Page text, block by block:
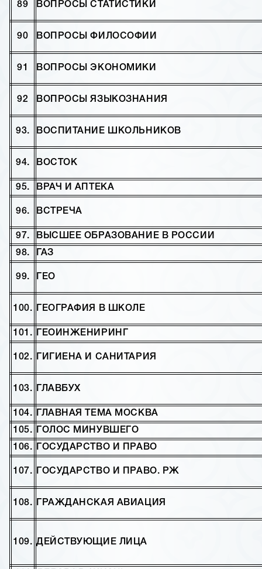
89 ВОПРОСЫ СТАТИСТИКИ
90 ВОПРОСЫ ФИЛОСОФИИ
91 ВОПРОСЫ ЭКОНОМИКИ
92 ВОПРОСЫ ЯЗЫКОЗНАНИЯ
93. ВОСПИТАНИЕ ШКОЛЬНИКОВ
94. ВОСТОК
95. ВРАЧ И АПТЕКА
96. ВСТРЕЧА
97. ВЫСШЕЕ ОБРАЗОВАНИЕ В РОССИИ
98. ГАЗ
99. ГЕО
100. ГЕОГРАФИЯ В ШКОЛЕ
101. ГЕОИНЖЕНИРИНГ
102. ГИГИЕНА И САНИТАРИЯ
103. ГЛАВБУХ
104. ГЛАВНАЯ ТЕМА МОСКВА
105. ГОЛОС МИНУВШЕГО
106. ГОСУДАРСТВО И ПРАВО
107. ГОСУДАРСТВО И ПРАВО. РЖ
108. ГРАЖДАНСКАЯ АВИАЦИЯ
109. ДЕЙСТВУЮЩИЕ ЛИЦА